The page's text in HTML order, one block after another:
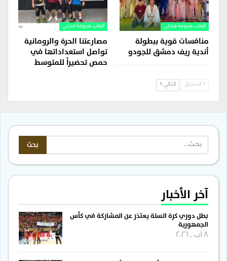
ألعاب منوعة محلي
منافسات قوية ببطولة
أندية ريف دمشق للجودو
ألعاب منوعة محلي
مصارعتنا الحرة والرومانية
تواصل استعداداتها في
حمص تحضيراً للمتوسط
السابق التالي
آخر الأخبار
بطل دوري كرة السلة يعتذر عن المشاركة في كأس
الجمهورية